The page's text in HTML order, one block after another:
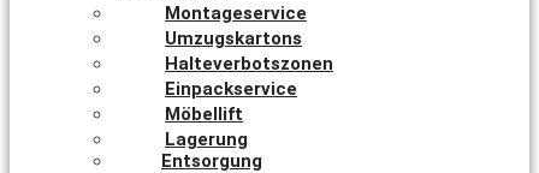
Montageservice
Umzugskartons
Halteverbotszonen
Einpackservice
Möbellift
Lagerung
Entsorgung